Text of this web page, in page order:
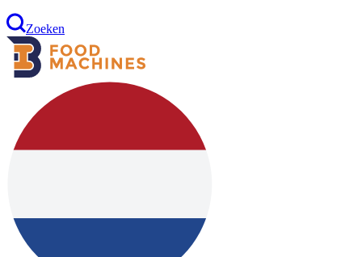
Zoeken